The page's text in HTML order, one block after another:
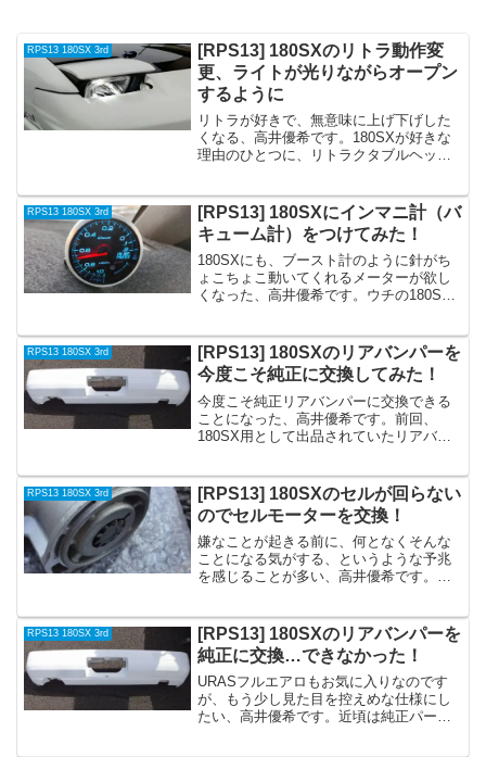
RPS13 180SX 3rd
[RPS13] 180SXのリトラ動作変
更、ライトが光りながらオープン
するように
リトラが好きで、無意味に上げ下げした
くなる、高井優希です。180SXが好きな
理由のひとつに、リトラクタブルヘッド
ぽくて良くないですか？半目にしたとき
の、あの眠たそうな感...
RPS13 180SX 3rd
[RPS13] 180SXにインマニ計（バ
キューム計）をつけてみた！
180SXにも、ブースト計のように針がち
ょこちょこ動いてくれるメーターが欲し
くなった、高井優希です。ウチの180SX
のみ。全く意味がないとは言いません
が、全体の...
RPS13 180SX 3rd
[RPS13] 180SXのリアバンパーを
今度こそ純正に交換してみた！
今度こそ純正リアバンパーに交換できる
ことになった、高井優希です。前回、
180SX用として出品されていたリアバン
で、取り付けができませんでした。今回
は、出品されているバンパ...
RPS13 180SX 3rd
[RPS13] 180SXのセルが回らない
のでセルモーターを交換！
嫌なことが起きる前に、何となくそんな
ことになる気がする、というような予兆
を感じることが多い、高井優希です。あ
らなくなる」ような気がして、もしもの
ときのために、できる...
RPS13 180SX 3rd
[RPS13] 180SXのリアバンパーを
純正に交換…できなかった！
URASフルエアロもお気に入りなのです
が、もう少し見た目を控えめな仕様にし
たい、高井優希です。近頃は純正パーツ